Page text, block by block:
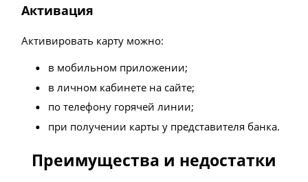
Активация
Активировать карту можно:
в мобильном приложении;
в личном кабинете на сайте;
по телефону горячей линии;
при получении карты у представителя банка.
Преимущества и недостатки